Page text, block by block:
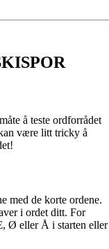
å teste ordforrådet
være litt tricky å
med de korte ordene.
i ordet ditt. For
Ø eller Å i starten eller